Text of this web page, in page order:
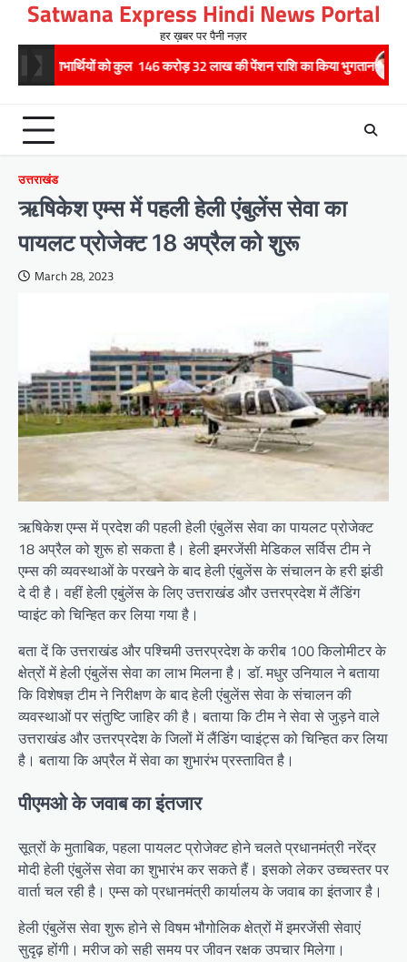
content
Satwana Express Hindi News Portal
हर ख़बर पर पैनी नज़र
को कुल 146 करोड़ 32 लाख की पेंशन राशि का किया भुगतान राष्ट्रीय
उत्तराखंड
ऋषिकेश एम्स में पहली हेली एंबुलेंस सेवा का
पायलट प्रोजेक्ट 18 अप्रैल को शुरू
March 28, 2023
ऋषिकेश एम्स में प्रदेश की पहली हेली एंबुलेंस सेवा का पायलट प्रोजेक्ट
18 अप्रैल को शुरू हो सकता है। हेली इमरजेंसी मेडिकल सर्विस टीम ने
एम्स की व्यवस्थाओं के परखने के बाद हेली एंबुलेंस के संचालन के हरी झंडी
दे दी है। वहीं हेली एबुंलेंस के लिए उत्तराखंड और उत्तरप्रदेश में लैंडिंग
प्वाइंट को चिन्हित कर लिया गया है।
बता दें कि उत्तराखंड और पश्चिमी उत्तरप्रदेश के करीब 100 किलोमीटर के
क्षेत्रों में हेली एंबुलेंस सेवा का लाभ मिलना है। डॉ. मधुर उनियाल ने बताया
कि विशेषज्ञ टीम ने निरीक्षण के बाद हेली एंबुलेंस सेवा के संचालन की
व्यवस्थाओं पर संतुष्टि जाहिर की है। बताया कि टीम ने सेवा से जुड़ने वाले
उत्तराखंड और उत्तरप्रदेश के जिलों में लैंडिंग प्वाइंट्स को चिन्हित कर लिया
है। बताया कि अप्रैल में सेवा का शुभारंभ प्रस्तावित है।
पीएमओ के जवाब का इंतजार
सूत्रों के मुताबिक, पहला पायलट प्रोजेक्ट होने चलते प्रधानमंत्री नरेंद्र
मोदी हेली एंबुलेंस सेवा का शुभारंभ कर सकते हैं। इसको लेकर उच्चस्तर पर
वार्ता चल रही है। एम्स को प्रधानमंत्री कार्यालय के जवाब का इंतजार है।
हेली एंबुलेंस सेवा शुरू होने से विषम भौगोलिक क्षेत्रों में इमरजेंसी सेवाएं
सुदृढ़ होंगी। मरीज को सही समय पर जीवन रक्षक उपचार मिलेगा।